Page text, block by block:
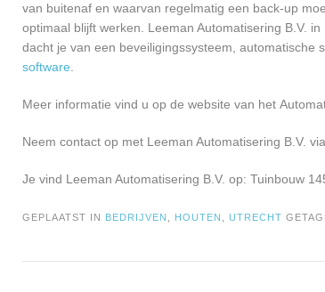
van buitenaf en waarvan regelmatig een back-up
optimaal blijft werken. Leeman Automatisering B.V.
dacht je van een beveiligingssysteem, automatische
software
Meer informatie vind u op de website van het
Neem contact op met Leeman Automatisering B.V.
Je vind Leeman Automatisering B.V. op: Tuinbouw
GEPLAATST IN BEDRIJVEN HOUTEN UTRECHT